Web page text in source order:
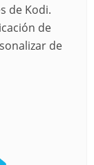
de Kodi.
de
de